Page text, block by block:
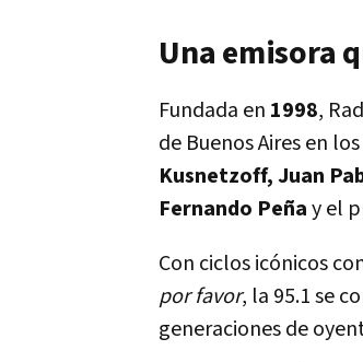
Una emisora
Fundada en 1998,
de Buenos Aires en
Kusnetzoff, Juan
Fernando Peñay el
Con ciclos icónicos
por favor, la 95.1 se
generaciones de